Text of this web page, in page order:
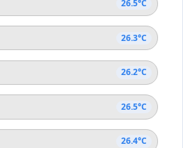
26.5°C
26.3°C
26.2°C
26.5°C
26.4°C